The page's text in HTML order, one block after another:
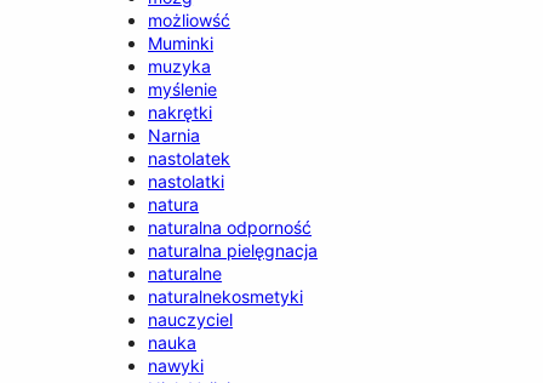
możliowść
Muminki
muzyka
myślenie
nakrętki
Narnia
nastolatek
nastolatki
natura
naturalna odporność
naturalna pielęgnacja
naturalne
naturalnekosmetyki
nauczyciel
nauka
nawyki